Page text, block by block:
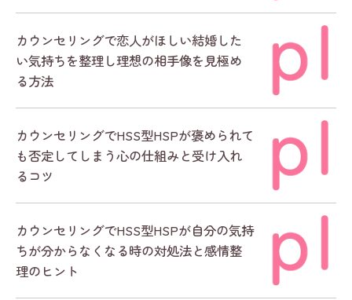
カウンセリングで恋人がほしい結婚した
い気持ちを整理し理想の相手像を見極め
る方法
カウンセリングでHSS型HSPが褒められて
も否定してしまう心の仕組みと受け入れ
るコツ
カウンセリングでHSS型HSPが自分の気持
ちが分からなくなる時の対処法と感情整
理のヒント